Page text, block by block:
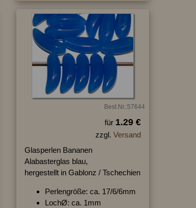
Best.Nr.:57644
für 1.29 €
zzgl. Versand
Glasperlen Bananen
Alabasterglas blau,
hergestellt in Gablonz / Tschechien
Perlengröße: ca. 17/6/6mm
LochØ: ca. 1mm